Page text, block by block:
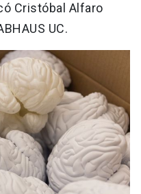
Cristóbal Alfaro
UC.